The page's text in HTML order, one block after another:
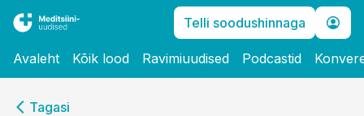
Telli soodushinnaga
Avaleht Kõik lood Ravimiuudised Podcastid
Tagasi